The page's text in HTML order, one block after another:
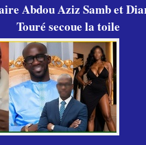
Abdou Aziz Samb et
Touré secoue la toile